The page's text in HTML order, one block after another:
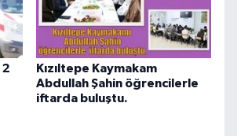
2
Kızıltepe Kaymakam
Abdullah Şahin öğrencilerle
iftarda buluştu.